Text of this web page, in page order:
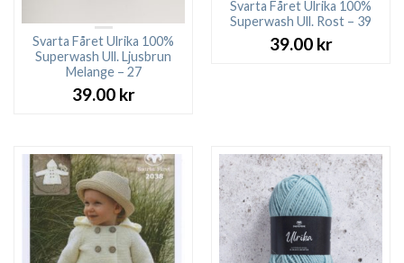
Svarta Fåret Ulrika 100%
Superwash Ull. Ljusbrun
Melange – 27
39.00 kr
Svarta Fåret Ulrika 100%
Superwash Ull. Rost – 39
39.00 kr